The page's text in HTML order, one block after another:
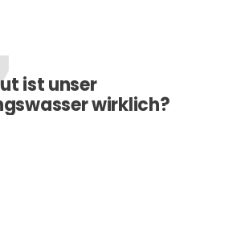
ist unser
wirklich?